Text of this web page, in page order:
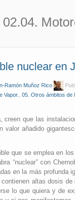
02.04.
nuclear en
Ramón Muñoz Rico
Vapor. 05. Otros ámbitos de
creen que las
valor añadido
que se emplea en
“nuclear” con
en la más profunda
altas dosis
lo que quiera y de